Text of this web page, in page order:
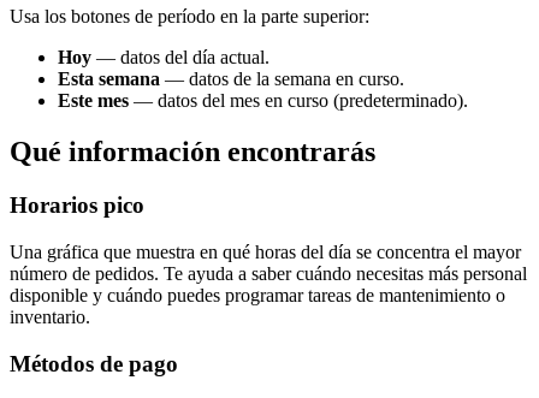
Usa los botones de período en la parte superior:
Hoy — datos del día actual.
Esta semana — datos de la semana en curso.
Este mes — datos del mes en curso (predeterminado).
Qué información encontrarás
Horarios pico
Una gráfica que muestra en qué horas del día se concentra el mayor
número de pedidos. Te ayuda a saber cuándo necesitas más personal
disponible y cuándo puedes programar tareas de mantenimiento o
inventario.
Métodos de pago